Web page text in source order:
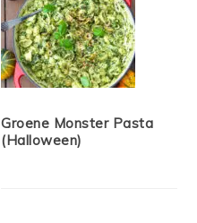
Groene Monster Pasta
(Halloween)